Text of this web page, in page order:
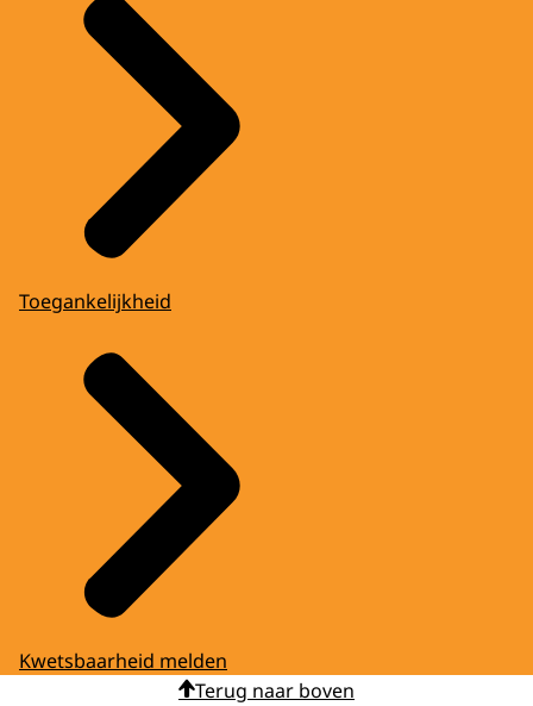
Toegankelijkheid
Kwetsbaarheid melden
Terug naar boven